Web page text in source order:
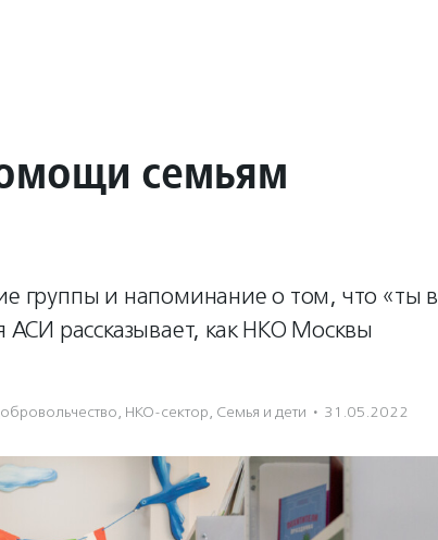
семьям
группы и напоминание о том, что «ты в
рассказывает, как НКО Москвы
, НКО-сектор, Семья и дети · 31.05.2022